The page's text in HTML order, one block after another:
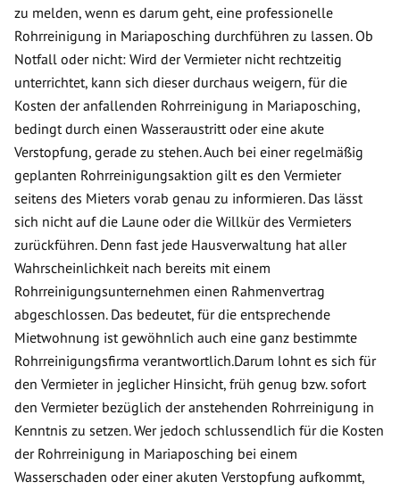
zu melden, wenn es darum geht, eine professionelle
Rohrreinigung in Mariaposching durchführen zu lassen. Ob
Notfall oder nicht: Wird der Vermieter nicht rechtzeitig
unterrichtet, kann sich dieser durchaus weigern, für die
Kosten der anfallenden Rohrreinigung in Mariaposching,
bedingt durch einen Wasseraustritt oder eine akute
Verstopfung, gerade zu stehen. Auch bei einer regelmäßig
geplanten Rohrreinigungsaktion gilt es den Vermieter
seitens des Mieters vorab genau zu informieren. Das lässt
sich nicht auf die Laune oder die Willkür des Vermieters
zurückführen. Denn fast jede Hausverwaltung hat aller
Wahrscheinlichkeit nach bereits mit einem
Rohrreinigungsunternehmen einen Rahmenvertrag
abgeschlossen. Das bedeutet, für die entsprechende
Mietwohnung ist gewöhnlich auch eine ganz bestimmte
Rohrreinigungsfirma verantwortlich.Darum lohnt es sich für
den Vermieter in jeglicher Hinsicht, früh genug bzw. sofort
den Vermieter bezüglich der anstehenden Rohrreinigung in
Kenntnis zu setzen. Wer jedoch schlussendlich für die Kosten
der Rohrreinigung in Mariaposching bei einem
Wasserschaden oder einer akuten Verstopfung aufkommt,